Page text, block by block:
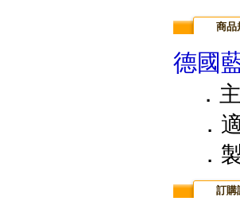
商品
德國
．
．適
．
訂購